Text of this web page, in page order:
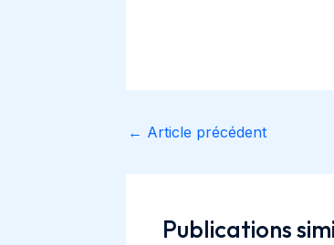
Navigation
← Article précédent
Publications